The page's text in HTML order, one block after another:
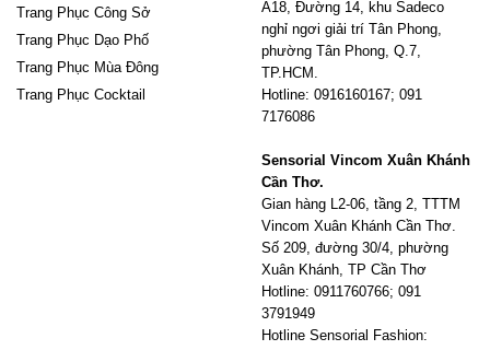
Trang Phục Công Sở
Trang Phục Dạo Phố
Trang Phục Mùa Đông
Trang Phục Cocktail
A18, Đường 14, khu Sadeco
nghỉ ngơi giải trí Tân Phong,
phường Tân Phong, Q.7,
TP.HCM.
Hotline: 0916160167; 091
7176086
Sensorial Vincom Xuân Khánh
Cần Thơ.
Gian hàng L2-06, tầng 2, TTTM
Vincom Xuân Khánh Cần Thơ.
Số 209, đường 30/4, phường
Xuân Khánh, TP Cần Thơ
Hotline: 0911760766; 091
3791949
Hotline Sensorial Fashion: